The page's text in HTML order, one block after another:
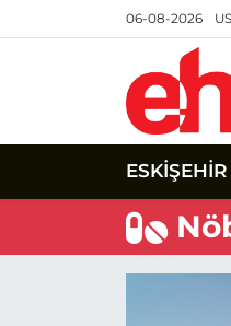
06-08-2026
ESKİŞEHİR